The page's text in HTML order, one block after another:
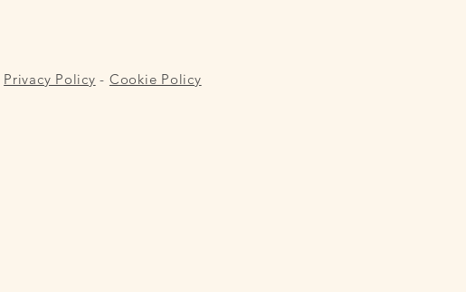
Privacy Policy - Cookie Policy